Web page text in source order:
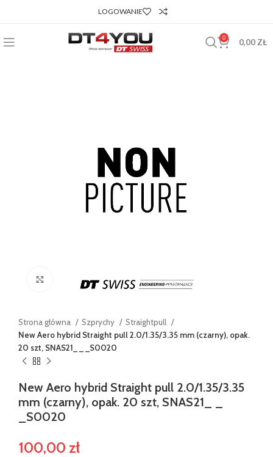
LOGOWANIE
0 0,00 ZŁ
Powiększ
Strona główna Szprychy
Straightpull
New Aero hybrid Straight pull 2.0/1.35/3.35 mm (czarny), opak.
20 szt, SNAS21_ _ _S0020
New Aero hybrid Straight pull 2.0/1.35/3.35
mm (czarny), opak. 20 szt, SNAS21_ _
_S0020
100,00 zł